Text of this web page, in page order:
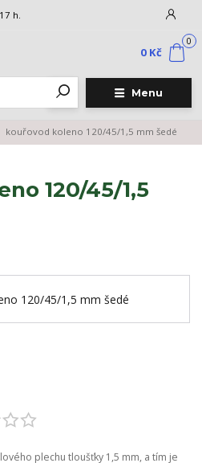
Menu
h.
0
0 Kč
kouřovod koleno 120/45/1,5 mm šedé
120/45/1,5
plechu tloušťky 1,5 mm, a tím je